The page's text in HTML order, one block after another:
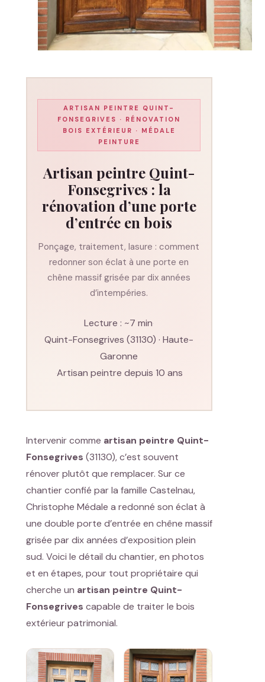
ARTISAN PEINTRE QUINT-
FONSEGRIVES · RÉNOVATION
BOIS EXTÉRIEUR · MÉDALE
PEINTURE
Artisan peintre Quint-
Fonsegrives : la
rénovation d’une porte
d’entrée en bois
Ponçage, traitement, lasure : comment
redonner son éclat à une porte en
chêne massif grisée par dix années
d’intempéries.
Lecture : ~7 min
Quint-Fonsegrives (31130) · Haute-
Garonne
·Artisan peintre depuis 10 ans
Intervenir comme artisan peintre Quint-
Fonsegrives (31130), c’est souvent
rénover plutôt que remplacer. Sur ce
chantier confié par la famille Castelnau,
Christophe Médale a redonné son éclat à
une double porte d’entrée en chêne massif
grisée par dix années d’exposition plein
sud. Voici le détail du chantier, en photos
et en étapes, pour tout propriétaire qui
cherche un artisan peintre Quint-
Fonsegrives capable de traiter le bois
extérieur patrimonial.